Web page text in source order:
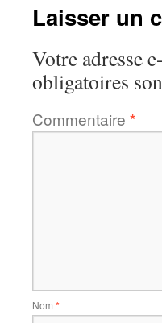
Laisser un
Votre adresse
obligatoires
Commentaire *
Nom *